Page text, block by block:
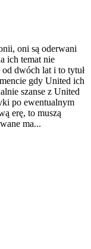
oni są oderwani
ich temat nie
dwóch lat i to tytuł
gdy United ich
szanse z United
po ewentualnym
erę, to muszą
ma...